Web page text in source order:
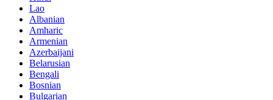
Lao
Albanian
Amharic
Armenian
Azerbaijani
Belarusian
Bengali
Bosnian
Bulgarian